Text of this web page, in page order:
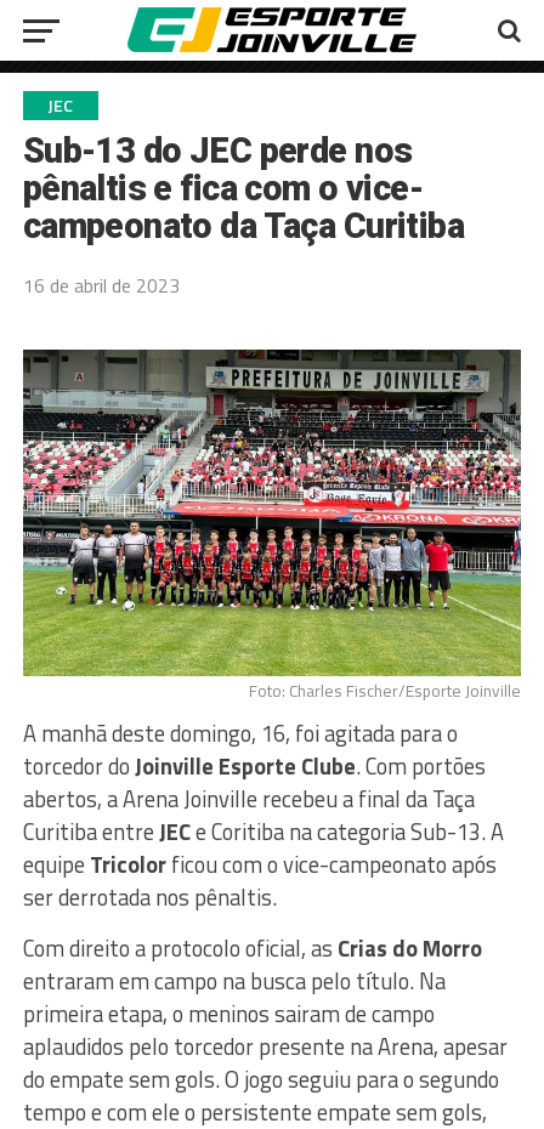
JEC
Sub-13 do JEC perde nos
pênaltis e fica com o vice-
campeonato da Taça Curitiba
16 de abril de 2023
Foto: Charles Fischer/Esporte Joinville
A manhã deste domingo, 16, foi agitada para o
torcedor doJoinville Esporte Clube. Com portões
abertos, a Arena Joinville recebeu a final da Taça
Curitiba entreJECe Coritiba na categoria Sub-13. A
equipe Tricolorficou com o vice-campeonato após
ser derrotada nos pênaltis.
Com direito a protocolo oficial, as Crias do Morro
entraram em campo na busca pelo título. Na
primeira etapa, o meninos sairam de campo
aplaudidos pelo torcedor presente na Arena, apesar
do empate sem gols. O jogo seguiu para o segundo
tempo e com ele o persistente empate sem gols,